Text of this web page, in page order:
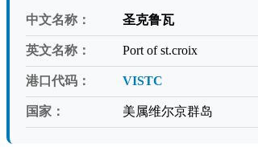
中文名称： 圣克鲁瓦
英文名称： Port of st.croix
港口代码： VISTC
国家： 美属维尔京群岛